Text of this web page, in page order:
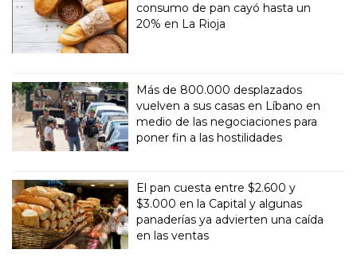
consumo de pan cayó hasta un
20% en La Rioja
Más de 800.000 desplazados
vuelven a sus casas en Líbano en
medio de las negociaciones para
poner fin a las hostilidades
El pan cuesta entre $2.600 y
$3.000 en la Capital y algunas
panaderías ya advierten una caída
en las ventas